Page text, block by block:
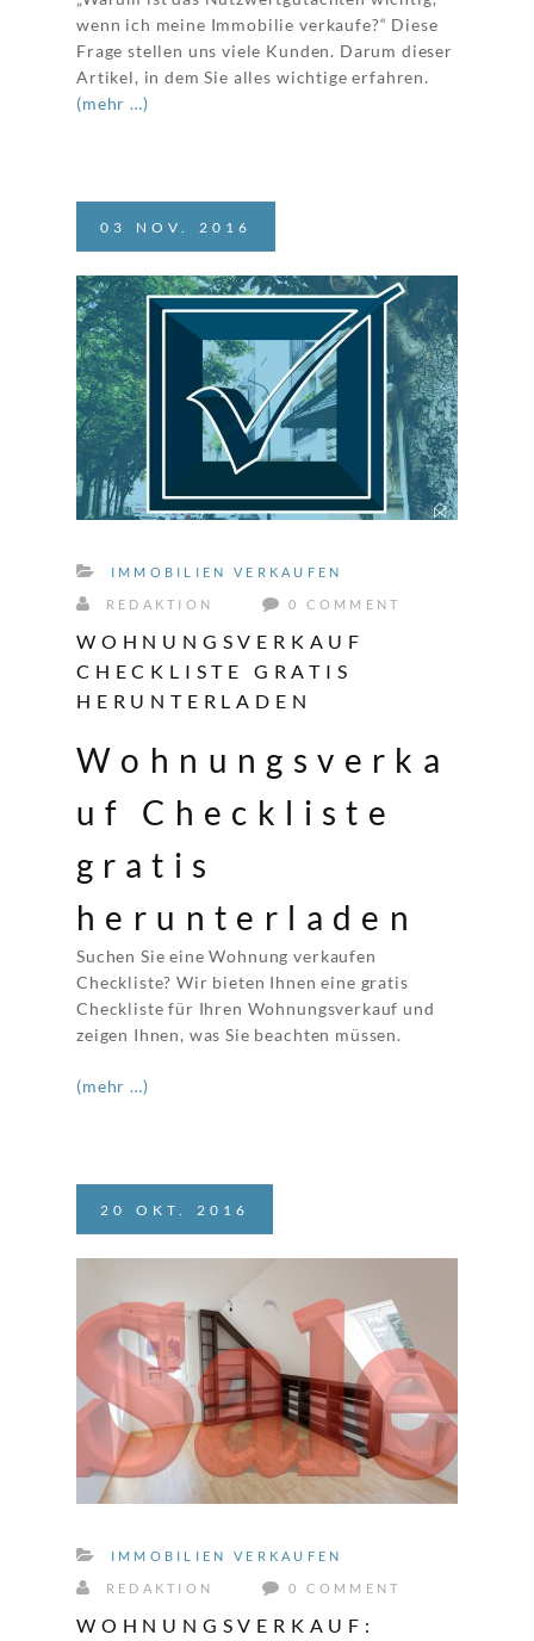
wenn ich meine Immobilie verkaufe?“ Diese
Frage stellen uns viele Kunden. Darum dieser
Artikel, in dem Sie alles wichtige erfahren.
(mehr …)
03 NOV. 2016
IMMOBILIEN VERKAUFEN
REDAKTION 0 COMMENT
WOHNUNGSVERKAUF
CHECKLISTE GRATIS
HERUNTERLADEN
Wohnungsverka
uf Checkliste
gratis
herunterladen
Suchen Sie eine Wohnung verkaufen
Checkliste? Wir bieten Ihnen eine gratis
Checkliste für Ihren Wohnungsverkauf und
zeigen Ihnen, was Sie beachten müssen.
(mehr …)
20 OKT. 2016
IMMOBILIEN VERKAUFEN
REDAKTION 0 COMMENT
WOHNUNGSVERKAUF: